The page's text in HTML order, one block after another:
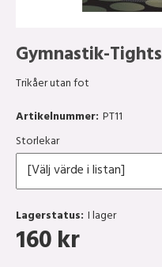
Gymnastik-Tights
Trikåer utan fot
Artikelnummer: PT11
Storlekar
Lagerstatus: I lager
160kr